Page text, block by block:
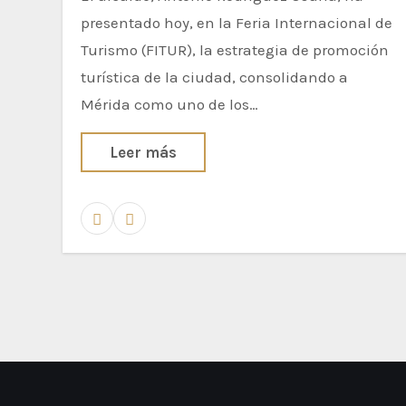
presentado hoy, en la Feria Internacional de
Turismo (FITUR), la estrategia de promoción
turística de la ciudad, consolidando a
Mérida como uno de los…
Leer más